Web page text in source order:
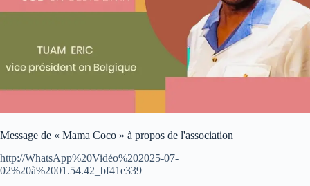
Message de « Mama Coco » à propos de l'association
http://WhatsApp%20Vidéo%202025-07-
02%20à%2001.54.42_bf41e339